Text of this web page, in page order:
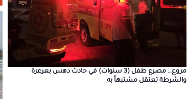
مروع… مصرع طفل (3 سنوات) في حادث دهس بعرعرة
والشرطة تعتقل مشتبهاً به